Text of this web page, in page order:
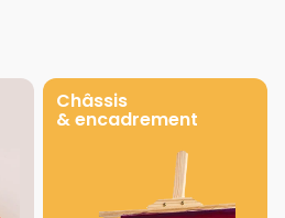
Châssis
& encadrement